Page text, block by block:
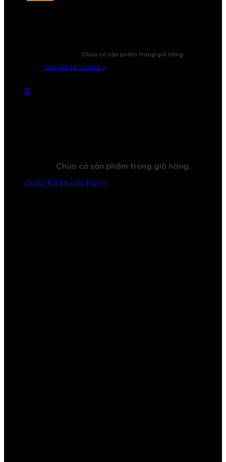
Chưa có sản phẩm trong giỏ hàng.
Quay trở lại cửa hàng
0
Chưa có sản phẩm trong giỏ hàng.
Quay trở lại cửa hàng